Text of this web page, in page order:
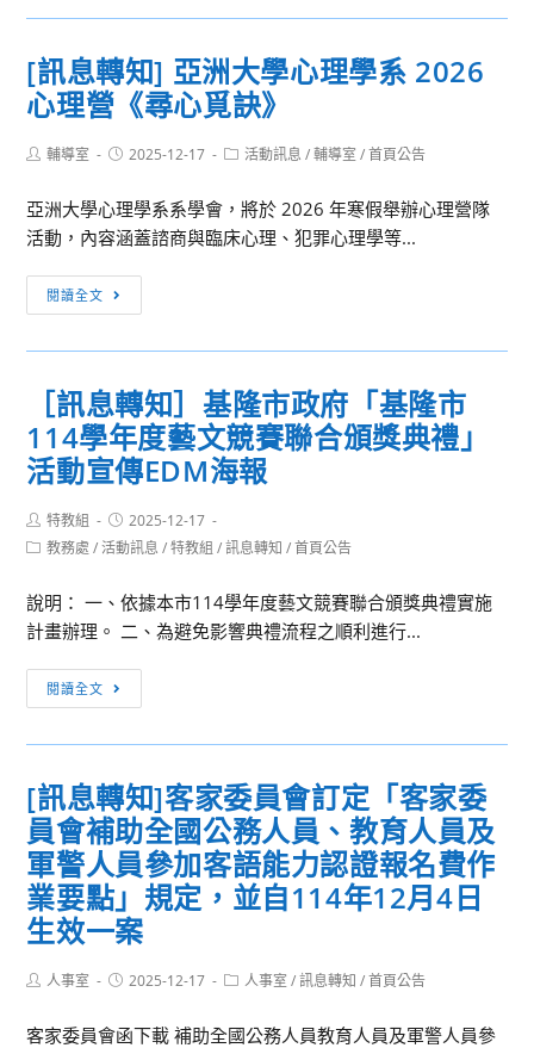
『AstralisAcademy
航
學
──
從
理
論
到
發
索
火
箭
科
學
的
秘』
公
周
知
心
適
假」
請
業，
請
依
規
定
項
辦
[訊息轉知] 亞洲大學心理學系 2026
心理營《尋心覓訣》
Post輔導室
Post2025-12-17
Post活動訊息 / 輔導室 / 首頁公告
亞洲大學心理學系系學會，將於 2026 年寒假舉辦心理營隊
活動，內容涵蓋諮商與臨床心理、犯罪心理學等...
閱讀全文
息
轉
亞
洲
大
學
心
理
系
2026
《尋
覓
訣》
［訊息轉知］基隆市政府「基隆市
114學年度藝文競賽聯合頒獎典禮」
活動宣傳EDM海報
Post
author:
特教組
Post
published:
2025-12-17
Post教務處 / 活動訊息 / 特教組 / 訊息轉知 / 首頁公告
說明： 一、依據本市114學年度藝文競賽聯合頒獎典禮實施
計畫辦理。 二、為避免影響典禮流程之順利進行...
閱讀全文
息
轉
基
隆
市
政
府
「基
114
[訊息轉知]客家委員會訂定「客家委
員會補助全國公務人員、教育人員及
軍警人員參加客語能力認證報名費作
業要點」規定，並自114年12月4日
生效一案
Post人事室
Post2025-12-17
Post人事室 / 訊息轉知 / 首頁公告
客家委員會函下載 補助全國公務人員教育人員及軍警人員參